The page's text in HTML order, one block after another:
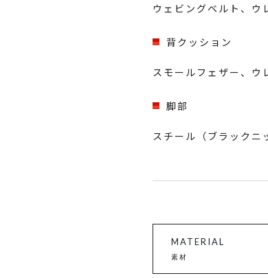
ウェビングベルト、ウ
背クッション
スモールフェザー、ウ
脚部
スチール（ブラック
MATERIAL
素材